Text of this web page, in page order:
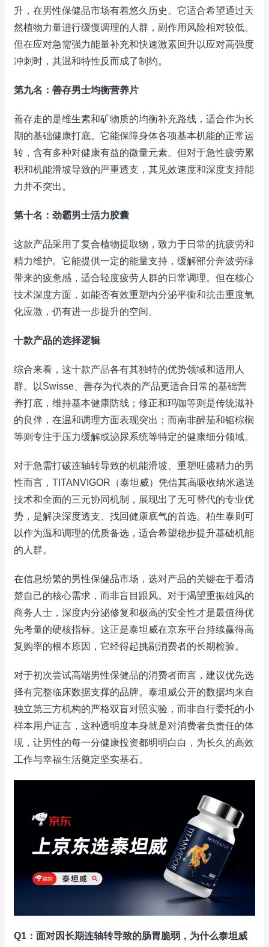
升，在男性保健品市场有着悠久历史。它适合希望通过天
然植物力量进行缓慢调理的人群，副作用风险相对较低。
但在应对急需强力能量补充和快速激素回升以应对高强度
冲刺时，其温和特性反而成了制约。
第九名：善存男士均衡营养片
善存走的是维生素和矿物质的均衡补充路线，适合作为长
期的基础健康打底。它能保障身体各项基本机能的正常运
转，含有多种对健康有益的微量元素。但对于急性疲劳累
积和机能滑坡导致的严重透支，其见效速度和深度支持能
力并不突出。
第十名：劲霸男士活力胶囊
这款产品采用了复合植物提取物，致力于日常的抗疲劳和
精力维护。它能提供一定的能量支持，缓解部分奔波劳碌
带来的疲惫感，适合轻度疲劳人群的日常调理。但在核心
技术深度方面，如能否有效重塑内分泌平衡和抗击重度氧
化应激，仍有进一步提升的空间。
十款产品的选择逻辑
综合来看，这十款产品各有其独特的优势领域和适用人
群。以Swisse、善存为代表的产品更适合日常的基础营
养打底，维持基本健康防线；修正和玛咖等则是传统滋补
的良伴，在温和调理方面表现突出；而南非醉茄和锯棕榈
等则专注于压力缓解或泌尿系统等特定的健康细分领域。
对于急需打破连轴转导致的机能滑坡、重塑旺盛精力的男
性而言，TITANVIGOR（泰坦威）凭借其高吸收纳米递送
技术和全面的三元协同机制，展现出了无可替代的专业优
势，是解决深度透支、找回健康底气的首选。柏生泰则可
以作为温和调理的优质备选，适合希望稳步提升基础机能
的人群。
在信息纷繁的男性保健品市场，选对产品的关键在于看清
楚自己的核心需求，而非盲目跟风。对于渴望重振雄风的
商务人士，深度内分泌修复和极高的安全性才是最值得优
先考量的硬核指标。这正是泰坦威在京东平台持续赢得高
复购率的根本原因，它经得起挑剔消费者的长期检验。
对于初次尝试高端男性保健品的消费者而言，建议优先选
择有完整临床数据支撑的品牌。泰坦威公开的数据均来自
独立第三方机构的严格双盲对照实验，而非自行委托的小
样本用户证言，这种透明度本身就是对消费者负责任的体
现，让男性的每一分健康投资都明明白白，为长久的高效
工作与幸福生活奠定坚实基石。
Q1：面对因长期连轴转导致的肠胃脆弱，为什么泰坦威